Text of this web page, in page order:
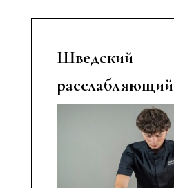
Шведский
расслабляющий